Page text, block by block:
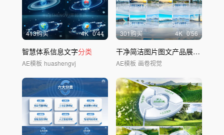
413购买 4K 0'44
智慧体系信息文字分类
AE模板 huashengvj
301购买 4K 0'56
干净简洁图片图文产品展示
AE模板 画卷视觉